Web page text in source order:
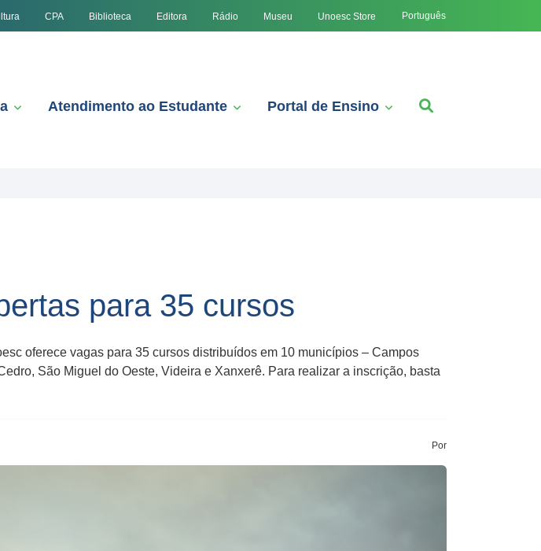
CPA Biblioteca Editora Rádio Museu Unoesc Store Português
Atendimento ao Estudante Portal de Ensino
para 35 cursos
oferece vagas para 35 cursos distribuídos em 10 municípios – Campos
São Miguel do Oeste, Videira e Xanxerê. Para realizar a inscrição, basta
Por